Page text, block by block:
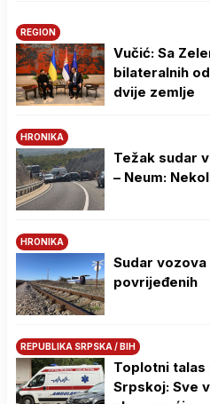
REGION
Vučić: Sa
bilateralnih
dvije zemlje
HRONIKA
Težak sudar
– Neum:
HRONIKA
Sudar
povrijeđenih
REPUBLIKA SRPSKA / BIH
Toplotni talas
Srpskoj: Sve